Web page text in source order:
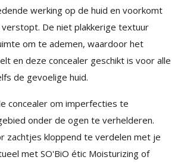
werking op de huid en voorkomt
De niet plakkerige textuur
om te ademen, waardoor het
en deze concealer geschikt is voor alle
de gevoelige huid.
concealer om imperfecties te
onder de ogen te verhelderen.
zachtjes kloppend te verdelen met je
met SO'BiO étic Moisturizing of